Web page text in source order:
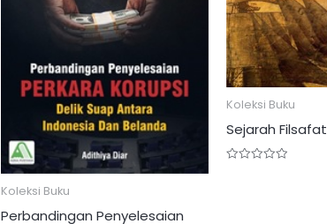
Koleksi Buku
Perbandingan Penyelesaian
Koleksi Buku
Sejarah Filsafat